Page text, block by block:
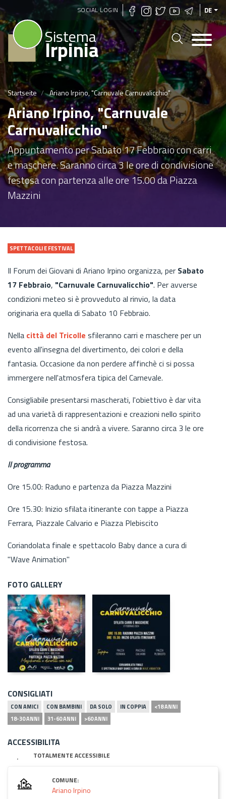
Direkt
zum
Inhalt
SOCIAL LOGIN DE
Sistema
Irpinia
Startseite Ariano Irpino, "Carnuvale Carnuvalicchio"
Ariano Irpino, "Carnuvale
Carnuvalicchio"
Appuntamento per Sabato 17 Febbraio con carri
e maschere. Saranno circa 3 le ore di condivisione
festosa con partenza alle ore 15.00 da Piazza
Mazzini
SPETTACOLI E FESTIVAL
Il Forum dei Giovani di Ariano Irpino organizza, per Sabato
17 Febbraio, "Carnuvale Carnuvalicchio". Per avverse
condizioni meteo si è provveduto al rinvio, la data
originaria era quella di Sabato 10 Febbraio.
Nella città del Tricolle sfileranno carri e maschere per un
evento all'insegna del divertimento, dei colori e della
fantasia. Occasione da non perdere affinchè ci si possa
immergere nell'atmosfera tipica del Carnevale.
Consigliabile presentarsi mascherati, l'obiettivo è dar vita
ad una varietà di rappresentazioni e creazioni nello spirito
della ricorrenza che si andrà a vivere. Saranno circa 3 le ore
di condivisione festosa.
Il programma
Ore 15.00: Raduno e partenza da Piazza Mazzini
Ore 15.30: Inizio sfilata itinerante con tappe a Piazza
Ferrara, Piazzale Calvario e Piazza Plebiscito
Coriandolata finale e spettacolo Baby dance a cura di
"Wave Animation"
FOTO GALLERY
CONSIGLIATI
CON AMICI CON BAMBINI DA SOLO IN COPPIA
<18 ANNI
18-30 ANNI
31-60 ANNI >60 ANNI
ACCESSIBILITA
TOTALMENTE ACCESSIBILE
COMUNE:
Ariano Irpino